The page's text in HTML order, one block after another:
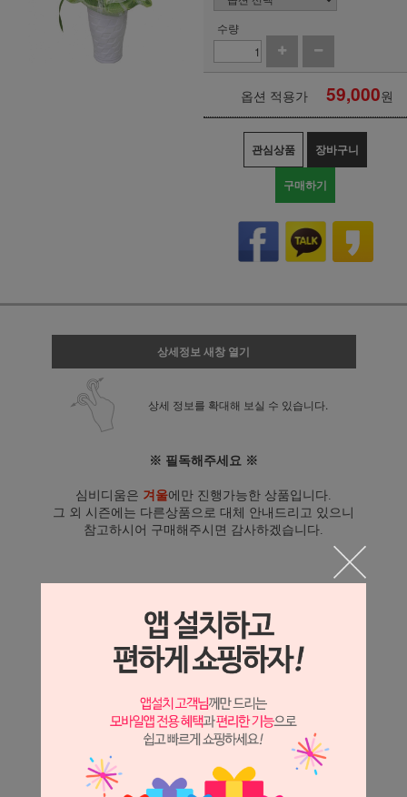
수량
옵션 적용가 59,000원
관심상품 장바구니
구매하기
상세정보 새창 열기
상세 정보를 확대해 보실 수 있습니다.
※ 필독해주세요 ※
심비디움은 겨울에만 진행가능한 상품입니다.
그 외 시즌에는 다른상품으로 대체 안내드리고 있으니
참고하시어 구매해주시면 감사하겠습니다.